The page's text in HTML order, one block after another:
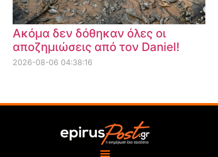
Ακόμα δεν δόθηκαν όλες οι
αποζημιώσεις από τον Daniel!
2026-08-06 04:38:16